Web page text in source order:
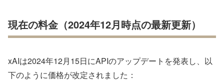
現在の料金（2024年12月時点の最新更新）
xAIは2024年12月15日にAPIのアップデートを発表し、以
下のように価格が改定されました：